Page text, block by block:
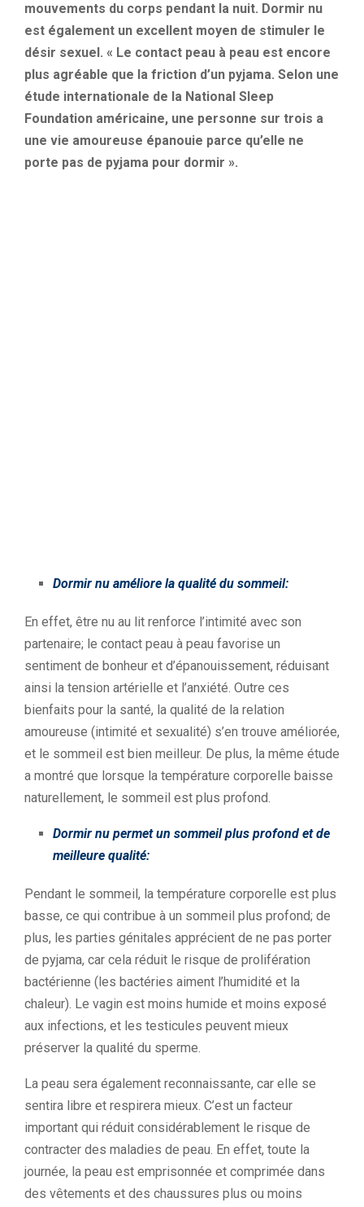
mouvements du corps pendant la nuit. Dormir nu
est également un excellent moyen de stimuler le
désir sexuel. « Le contact peau à peau est encore
plus agréable que la friction d’un pyjama. Selon une
étude internationale de la National Sleep
Foundation américaine, une personne sur trois a
une vie amoureuse épanouie parce qu’elle ne
porte pas de pyjama pour dormir ».
Dormir nu améliore la qualité du sommeil:
En effet, être nu au lit renforce l’intimité avec son
partenaire; le contact peau à peau favorise un
sentiment de bonheur et d’épanouissement, réduisant
ainsi la tension artérielle et l’anxiété. Outre ces
bienfaits pour la santé, la qualité de la relation
amoureuse (intimité et sexualité) s’en trouve améliorée,
et le sommeil est bien meilleur. De plus, la même étude
a montré que lorsque la température corporelle baisse
naturellement, le sommeil est plus profond.
Dormir nu permet un sommeil plus profond et de
meilleure qualité:
Pendant le sommeil, la température corporelle est plus
basse, ce qui contribue à un sommeil plus profond; de
plus, les parties génitales apprécient de ne pas porter
de pyjama, car cela réduit le risque de prolifération
bactérienne (les bactéries aiment l’humidité et la
chaleur). Le vagin est moins humide et moins exposé
aux infections, et les testicules peuvent mieux
préserver la qualité du sperme.
La peau sera également reconnaissante, car elle se
sentira libre et respirera mieux. C’est un facteur
important qui réduit considérablement le risque de
contracter des maladies de peau. En effet, toute la
journée, la peau est emprisonnée et comprimée dans
des vêtements et des chaussures plus ou moins